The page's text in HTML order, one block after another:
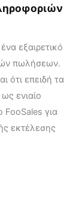
εξαιρετικό
πωλήσεων.
ότι επειδή τα
ενιαίο
FooSales για
εκτέλεσης